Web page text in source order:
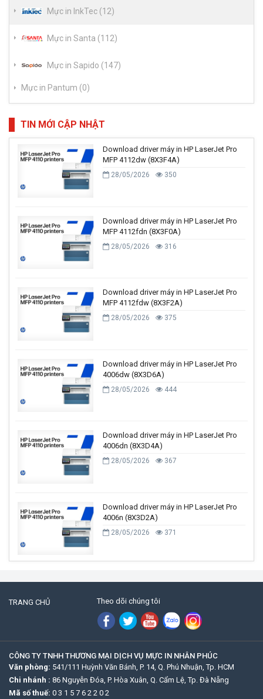
Mực in InkTec (12)
Mực in Santa (112)
Mực in Sapido (147)
Mực in Pantum (0)
TIN MỚI CẬP NHẬT
Download driver máy in HP LaserJet Pro
MFP 4112dw (8X3F4A)
28/05/2026 350
Download driver máy in HP LaserJet Pro
MFP 4112fdn (8X3F0A)
28/05/2026 316
Download driver máy in HP LaserJet Pro
MFP 4112fdw (8X3F2A)
28/05/2026 375
Download driver máy in HP LaserJet Pro
4006dw (8X3D6A)
28/05/2026 444
Download driver máy in HP LaserJet Pro
4006dn (8X3D4A)
28/05/2026 367
Download driver máy in HP LaserJet Pro
4006n (8X3D2A)
28/05/2026 371
TRANG CHỦ Theo dõi chúng tôi
CÔNG TY TNHH THƯƠNG MẠI DỊCH VỤ MỰC IN NHÂN PHÚC
Văn phòng: 541/111 Huỳnh Văn Bánh, P. 14, Q. Phú Nhuận, Tp. HCM
Chi nhánh : 86 Nguyễn Đóa, P. Hòa Xuân, Q. Cẩm Lệ, Tp. Đà Nẵng
Mã số thuế: 0 3 1 5 7 6 2 2 0 2